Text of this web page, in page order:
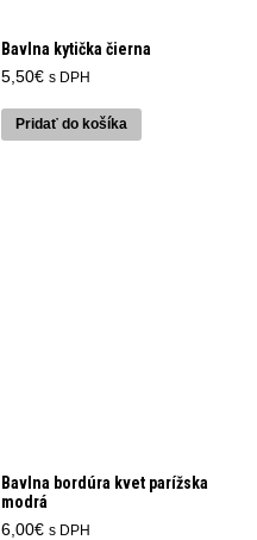
Bavlna kytička čierna
5,50€ s DPH
Pridať do košíka
Bavlna bordúra kvet parížska
modrá
6,00€ s DPH